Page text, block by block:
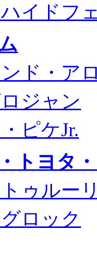
イドフ
ド・ア
ジャン
ピケJr.
トヨタ
ゥルー
ロック